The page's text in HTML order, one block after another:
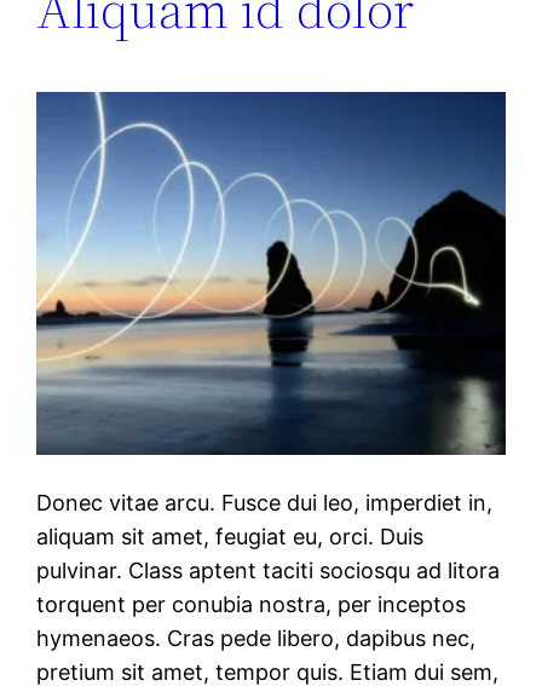
Donec vitae arcu. Fusce dui leo, imperdiet in,
aliquam sit amet, feugiat eu, orci. Duis
pulvinar. Class aptent taciti sociosqu ad litora
torquent per conubia nostra, per inceptos
hymenaeos. Cras pede libero, dapibus nec,
pretium sit amet, tempor quis. Etiam dui sem,